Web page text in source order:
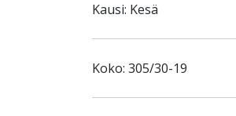
Kausi: Kesä
Koko: 305/30-19